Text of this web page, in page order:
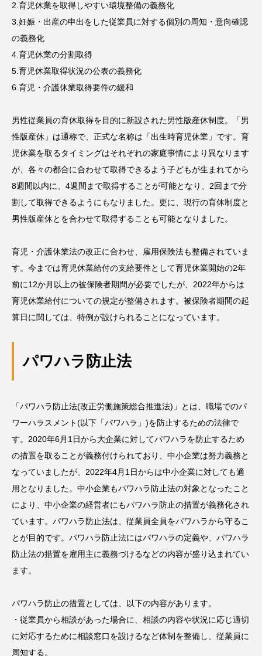
2.育児休業を取得しやすい環境整備の義務化
3.妊娠・出産の申出をした従業員に対する個別の周知・意向確認
の義務化
4.育児休業の分割取得
5.育児休業取得状況の公表の義務化
6.育児・介護休業取得要件の緩和
男性従業員の育休取得を目的に新設された男性版産休制度。「男
性版産休」は通称で、正式な名称は「出生時育児休業」です。育
児休業を取るタイミングはそれぞれの家庭事情により異なります
が、各々の都合に合わせて取得できるよう子どもが生まれてから
8週間以内に、4週間まで取得することが可能となり、2回まで分
割して取得できるようにもなりました。更に、現行の育休制度と
男性版産休とを合わせて取得することも可能となりました。
育児・介護休業法の改正に合わせ、雇用保険法も整備されていま
す。今までは育児休業給付の支給要件として育児休業開始の2年
前に12か月以上の被保険者期間が必要でしたが、2022年からは
育児休業給付についての規定が整備されます。被保険者期間の起
算日に関しては、特例が設けられることになっています。
パワハラ防止法
「パワハラ防止法(改正労働施策総合推進法)」とは、職場でのパ
ワーハラスメント(以下「パワハラ」)を防止するための法律で
す。2020年6月1日から大企業に対してパワハラを防止するため
の措置を取ることが義務付けられており、中小企業は努力義務と
なっていましたが、2022年4月1日からは中小企業に対しても適
用となりました。中小企業もパワハラ防止法の対象となったこと
により、中小企業の経営者にもパワハラ防止の措置が義務化され
ています。パワハラ防止法は、従業員全員をパワハラから守るこ
とが目的です。パワハラ防止法にはパワハラの定義や、パワハラ
防止法の措置を雇用主に義務づけるなどの内容が盛り込まれてい
ます。
パワハラ防止の措置としては、以下の内容があります。
・従業員から相談があった場合に、相談の内容や状況に応じ適切
に対応するために相談窓口を設けるなど体制を整備し、従業員に
周知する。